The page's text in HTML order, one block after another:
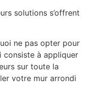
solutions s’offrent
ne pas opter pour
à appliquer
sur toute la
votre mur arrondi